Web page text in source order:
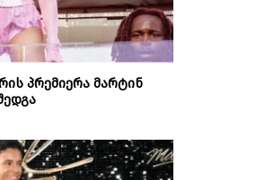
პრემიერა მარტინ